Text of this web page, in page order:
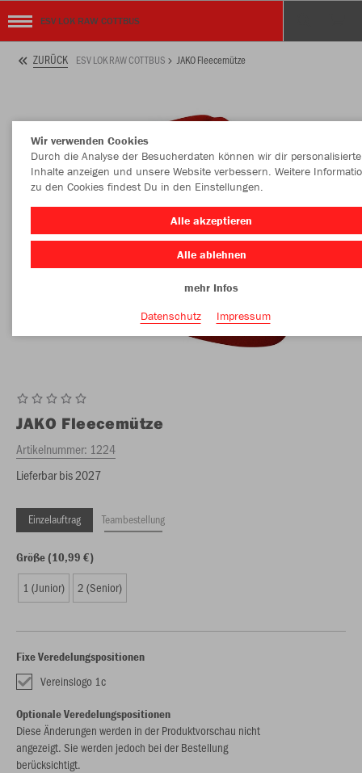
ESV LOK RAW COTTBUS
ZURÜCK ESV LOK RAW COTTBUS JAKO Fleecemütze
JAKO Fleecemütze
Artikelnummer: 1224
Lieferbar bis 2027
Einzelauftrag Teambestellung
Größe (10,99 €)
1 (Junior) 2 (Senior)
Fixe Veredelungspositionen
Vereinslogo 1c
Optionale Veredelungspositionen
Diese Änderungen werden in der Produktvorschau nicht
angezeigt. Sie werden jedoch bei der Bestellung
berücksichtigt.
Wir verwenden Cookies
Durch die Analyse der Besucherdaten können wir dir personalisierte
Inhalte anzeigen und unsere Website verbessern. Weitere
zu den Cookies findest Du in den Einstellungen.
Alle akzeptieren
Alle ablehnen
mehr Infos
Datenschutz
Impressum